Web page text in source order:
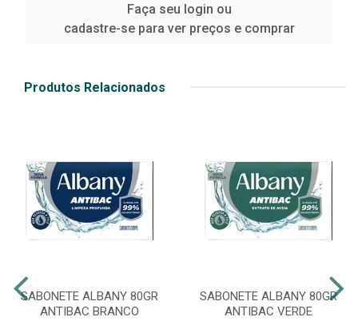
Faça seu login ou
cadastre-se para ver preços e comprar
Produtos Relacionados
SABONETE ALBANY 80GR
ANTIBAC BRANCO
SABONETE ALBANY 80GR
ANTIBAC VERDE